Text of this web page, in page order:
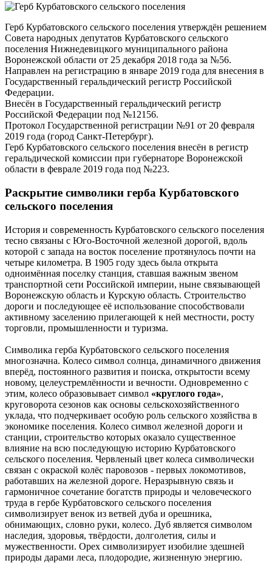
Герб Курбатовского сельского поселения утверждён решением
Совета народных депутатов Курбатовского сельского
поселения Нижнедевицкого муниципального района
Воронежской области от 25 декабря 2018 года за №56.
Направлен на регистрацию в январе 2019 года для внесения в
Государственный геральдический регистр Российской
Федерации.
Внесён в Государственный геральдический регистр
Российской Федерации под №12156.
Протокол Государственной регистрации №91 от 20 февраля
2019 года (город Санкт-Петербург).
Герб Курбатовского сельского поселения внесён в регистр
геральдической комиссии при губернаторе Воронежской
области в феврале 2019 года под №223.
Раскрытие символики герба Курбатовского
сельского поселения
История и современность Курбатовского сельского поселения
тесно связаны с Юго-Восточной железной дорогой, вдоль
которой с запада на восток поселение протянулось почти на
четыре километра. В 1905 году здесь была открыта
одноимённая поселку станция, ставшая важным звеном
транспортной сети Российской империи, ныне связывающей
Воронежскую область и Курскую область. Строительство
дороги и последующее её использование способствовали
активному заселению прилегающей к ней местности, росту
торговли, промышленности и туризма.
Символика герба Курбатовского сельского поселения
многозначна. Колесо символ солнца, динамичного движения
вперёд, постоянного развития и поиска, открытости всему
новому, целеустремлённости и вечности. Одновременно с
этим, колесо образовывает символ «круглого года»,
круговорота сезонов как основы сельскохозяйственного
уклада, что подчеркивает особую роль сельского хозяйства в
экономике поселения. Колесо символ железной дороги и
станции, строительство которых оказало существенное
влияние на всю последующую историю Курбатовского
сельского поселения. Червленый цвет колеса символически
связан с окраской колёс паровозов - первых локомотивов,
работавших на железной дороге. Неразрывную связь и
гармоничное сочетание богатств природы и человеческого
труда в гербе Курбатовского сельского поселения
символизирует венок из ветвей дуба и орешника,
обнимающих, словно руки, колесо. Дуб является символом
наследия, здоровья, твёрдости, долголетия, силы и
мужественности. Орех символизирует изобилие здешней
природы дарами леса, плодородие, жизненную энергию.